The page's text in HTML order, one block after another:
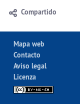
Compartido
Mapa web
Contacto
Aviso legal
Licenza